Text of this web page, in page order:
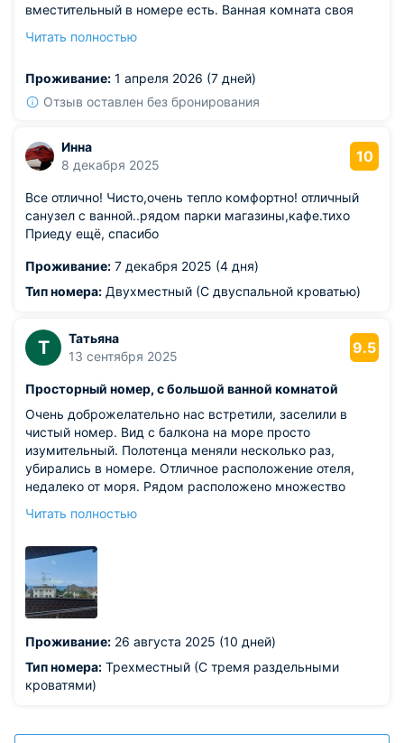
вместительный в номере есть. Ванная комната своя
столовая. Кормят вкусно и блюда с хорошим объемом.
Морское побережье в 2-х минутах от гостевого дома.
Читать полностью
Проживание: 1 апреля 2026 (7 дней)
Отзыв оставлен без бронирования
Инна
8 декабря 2025
10
Все отлично! Чисто,очень тепло комфортно! отличный
санузел с ванной..рядом парки магазины,кафе.тихо
Приеду ещё, спасибо
Проживание: 7 декабря 2025 (4 дня)
Тип номера: Двухместный (С двуспальной кроватью)
Т
Татьяна
13 сентября 2025
9.5
Просторный номер, с большой ванной комнатой
Очень доброжелательно нас встретили, заселили в
чистый номер. Вид с балкона на море просто
изумительный. Полотенца меняли несколько раз,
убирались в номере. Отличное расположение отеля,
недалеко от моря. Рядом расположено множество
Из недостатков: кровати старые, немного скрипят, хотя
Читать полностью
Проживание: 26 августа 2025 (10 дней)
Тип номера: Трехместный (С тремя раздельными
кроватями)